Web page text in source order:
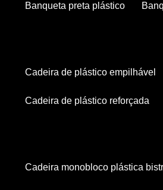
banqueta preta plástico
cadeira de plástico empilhável
cadeira de plástico reforçada
cadeira monobloco plástica